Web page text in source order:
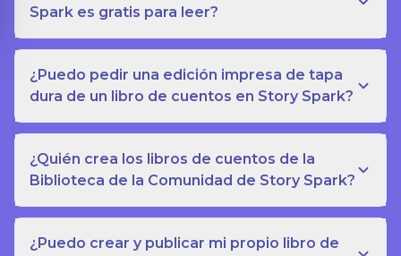
Spark es gratis para leer?
¿Puedo pedir una edición impresa de tapa
dura de un libro de cuentos en Story Spark?
¿Quién crea los libros de cuentos de la
Biblioteca de la Comunidad de Story Spark?
¿Puedo crear y publicar mi propio libro de